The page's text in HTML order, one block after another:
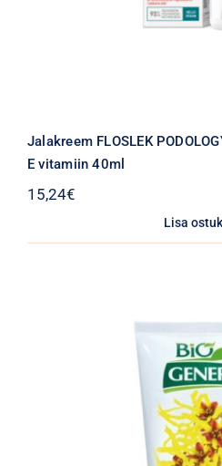
Jalakreem FLOSLEK
E vitamiin 40ml
15,24€
Lisa